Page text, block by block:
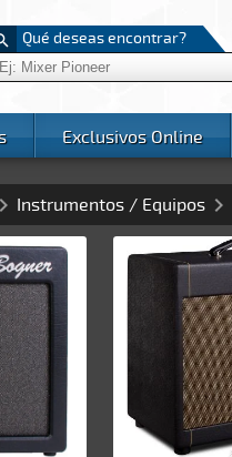
Qué deseas encontrar?
Exclusivos Online
 Instrumentos / Equipos 